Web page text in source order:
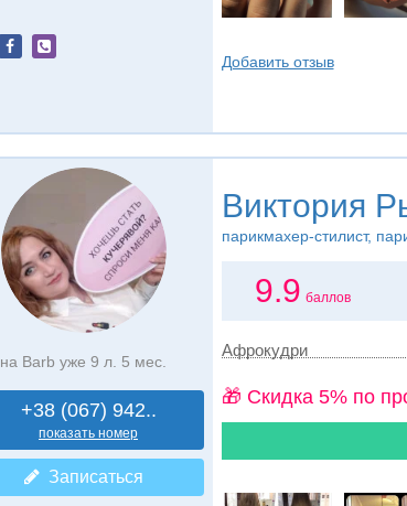
Добавить отзыв
на Barb уже 9 л. 5 мес.
+38 (067) 942..
показать номер
Записаться
Виктория
парикмахер-стилист,
9.9 баллов
Афрокудри
🎁 Cкидка 5% по